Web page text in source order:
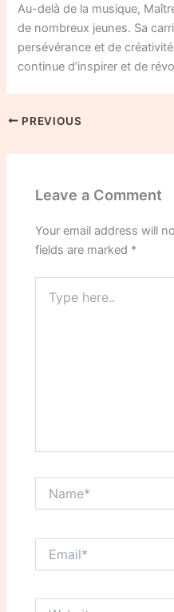
Au-delà de la musique,
de nombreux jeunes. Sa
persévérance et de
continue d’inspirer et de
PREVIOUS
Leave a Comment
Your email address will
fields are marked *
here..